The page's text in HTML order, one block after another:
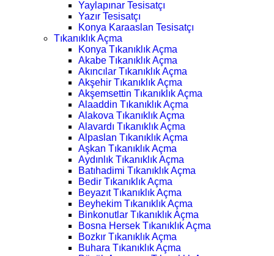
Yaylapınar Tesisatçı
Yazır Tesisatçı
Konya Karaaslan Tesisatçı
Tıkanıklık Açma
Konya Tıkanıklık Açma
Akabe Tıkanıklık Açma
Akıncılar Tıkanıklık Açma
Akşehir Tıkanıklık Açma
Akşemsettin Tıkanıklık Açma
Alaaddin Tıkanıklık Açma
Alakova Tıkanıklık Açma
Alavardı Tıkanıklık Açma
Alpaslan Tıkanıklık Açma
Aşkan Tıkanıklık Açma
Aydınlık Tıkanıklık Açma
Batıhadimi Tıkanıklık Açma
Bedir Tıkanıklık Açma
Beyazıt Tıkanıklık Açma
Beyhekim Tıkanıklık Açma
Binkonutlar Tıkanıklık Açma
Bosna Hersek Tıkanıklık Açma
Bozkır Tıkanıklık Açma
Buhara Tıkanıklık Açma